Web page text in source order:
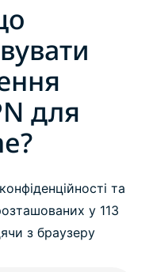
для
та
у 113
з браузеру